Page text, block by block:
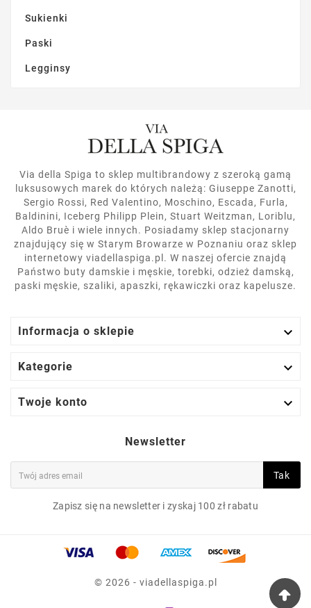
Sukienki
Paski
Legginsy
Via della Spiga to sklep multibrandowy z szeroką gamą
luksusowych marek do których należą: Giuseppe Zanotti,
Sergio Rossi, Red Valentino, Moschino, Escada, Furla,
Baldinini, Iceberg Philipp Plein, Stuart Weitzman, Loriblu,
Aldo Bruè i wiele innych. Posiadamy sklep stacjonarny
znajdujący się w Starym Browarze w Poznaniu oraz sklep
internetowy viadellaspiga.pl. W naszej ofercie znajdą
Państwo buty damskie i męskie, torebki, odzież damską,
paski męskie, szaliki, apaszki, rękawiczki oraz kapelusze.
Informacja o sklepie 
Kategorie 
Twoje konto 
Newsletter
Tak
Zapisz się na newsletter i zyskaj 100 zł rabatu
© 2026 - viadellaspiga.pl